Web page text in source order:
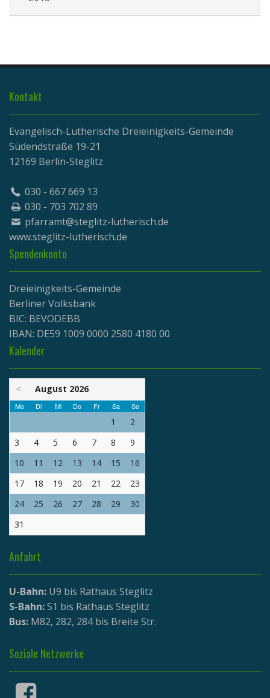
Kontakt
Evangelisch-Lutherische Dreieinigkeits-Gemeinde
Südendstraße 19-21
12169 Berlin-Steglitz
030 - 667 669 13
030 - 703 702 89
pfarramt@steglitz-lutherisch.de
www.steglitz-lutherisch.de
Spendenkonto
Dreieinigkeits-Gemeinde
Berliner Volksbank
BIC: BEVODEBB
IBAN: DE59 1009 0000 2580 4180 00
Kalender
< August 2026
Mo Di Mi Do Fr Sa So
1
2
3
4 5 6 7 8
9
10
11 12 13 14 15
16
17
18 19 20 21 22
23
24
25 26 27 28 29
30
31
Anfahrt
U-Bahn: U9 bis Rathaus Steglitz
S-Bahn:S1 bis Rathaus Steglitz
Bus: M82, 282, 284 bis Breite Str.
Soziale Netzwerke